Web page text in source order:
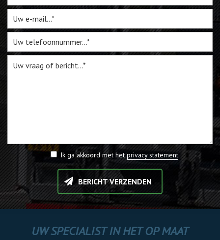
Webshop
Te Koop
Miniatuur
Ik ga akkoord met hetprivacy statement
BERICHT VERZENDEN
UW SPECIALIST IN HET OP MAAT